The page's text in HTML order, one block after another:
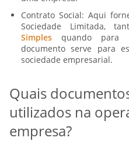
Contrato Social: Aqui
Sociedade Limitada,
Simples quando para
documento serve para
sociedade empresarial.
Quais
utilizados na
empresa?